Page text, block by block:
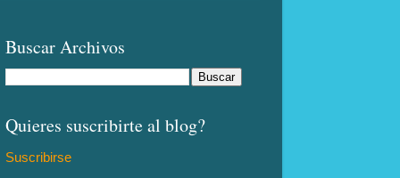
Buscar Archivos
Quieres suscribirte al blog?
Suscribirse